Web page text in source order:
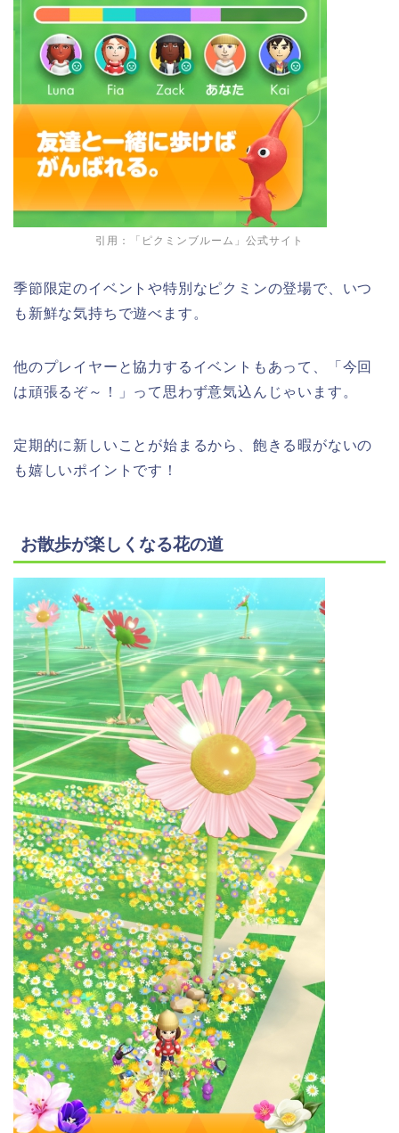
引用：「ピクミンブルーム」公式サイト
季節限定のイベントや特別なピクミンの登場で、いつ
も新鮮な気持ちで遊べます。
他のプレイヤーと協力するイベントもあって、「今回
は頑張るぞ～！」って思わず意気込んじゃいます。
定期的に新しいことが始まるから、飽きる暇がないの
も嬉しいポイントです！
お散歩が楽しくなる花の道